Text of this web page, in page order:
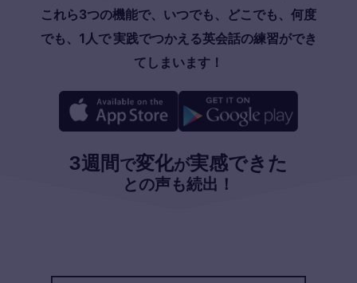
これら3つの機能で、いつでも、どこでも、何度
でも、1人で 実践でつかえる英会話の練習ができ
てしまいます！
3週間で変化が実感できた
との声も続出！